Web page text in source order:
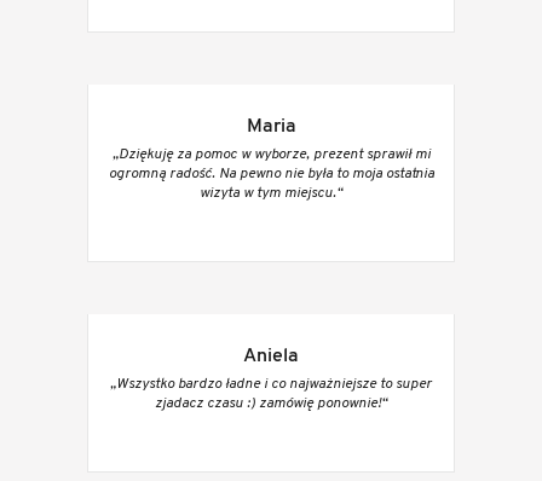
Maria
„Dziękuję za pomoc w wyborze, prezent sprawił mi
ogromną radość. Na pewno nie była to moja ostatnia
wizyta w tym miejscu.“
Aniela
„Wszystko bardzo ładne i co najważniejsze to super
zjadacz czasu :) zamówię ponownie!“